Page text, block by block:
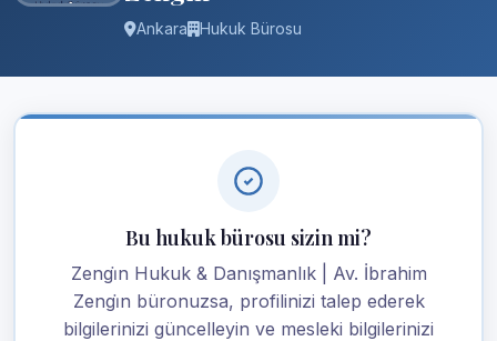
Ankara Hukuk Bürosu
Bu hukuk bürosu sizin mi?
Zengi̇n Hukuk & Danışmanlık | Av. İbrahim
Zengi̇n büronuzsa, profilinizi talep ederek
bilgilerinizi güncelleyin ve mesleki bilgilerinizi